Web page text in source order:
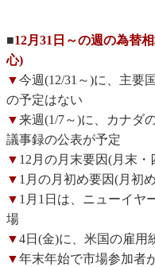
■12月31日～の週の為替
心)
▼今週(12/31～)に、主要
の予定はない
▼来週(1/7～)に、カナダ
議事録の公表が予定
▼ 12月の月末要因(月末
▼ 1月の月初め要因(月初
▼ 1月1日は、ニューイヤ
場
▼4日(金)に、米国の雇用
▼年末年始で市場参加者